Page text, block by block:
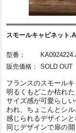
スモールキャビネット.A
型番：
販売価格：
SOLD OUT
フランスのスモールキ
明るくもどこか枯れ
サイズ感が可愛らし
われ、ちょこんとシ
感じられるデザインと
同じデザインで扉の